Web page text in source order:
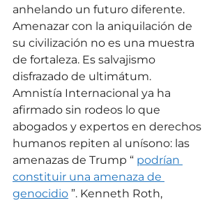
anhelando un futuro diferente.
Amenazar con la aniquilación de
su civilización no es una muestra
de fortaleza. Es salvajismo
disfrazado de ultimátum.
Amnistía Internacional ya ha
afirmado sin rodeos lo que
abogados y expertos en derechos
humanos repiten al unísono: las
amenazas de Trump “ podrían
constituir una amenaza de
genocidio ”. Kenneth Roth,